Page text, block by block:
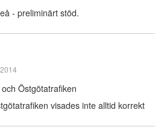
- preliminärt stöd.
Östgötatrafiken
visades inte alltid korrekt